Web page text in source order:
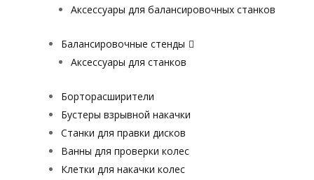
Аксессуары для балансировочных станков
Балансировочные стенды
Аксессуары для станков
Борторасширители
Бустеры взрывной накачки
Станки для правки дисков
Ванны для проверки колес
Клетки для накачки колес